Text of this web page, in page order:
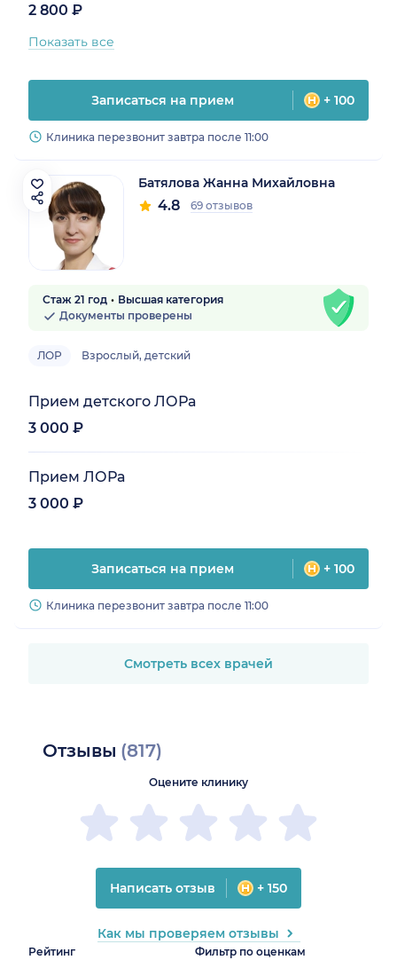
2 800 ₽
Показать все
Записаться на прием + 100
Клиника перезвонит завтра после 11:00
Батялова Жанна Михайловна
4.8 69 отзывов
Стаж 21 год
Высшая категория
Документы проверены
ЛОР Взрослый, детский
Прием детского ЛОРа
3 000 ₽
Прием ЛОРа
3 000 ₽
Записаться на прием + 100
Клиника перезвонит завтра после 11:00
Смотреть всех врачей
Отзывы (817)
Рейтинг Фильтр по оценкам
Оцените клинику
Написать отзыв + 150
Как мы проверяем отзывы